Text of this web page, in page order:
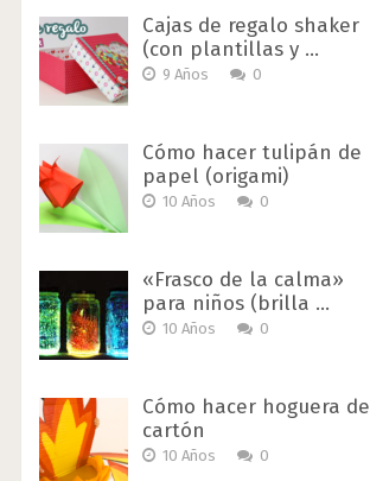
Cajas de regalo shaker
(con plantillas y …
9 Años 0
Cómo hacer tulipán de
papel (origami)
10 Años 0
«Frasco de la calma»
para niños (brilla …
10 Años 0
Cómo hacer hoguera de
cartón
10 Años 0